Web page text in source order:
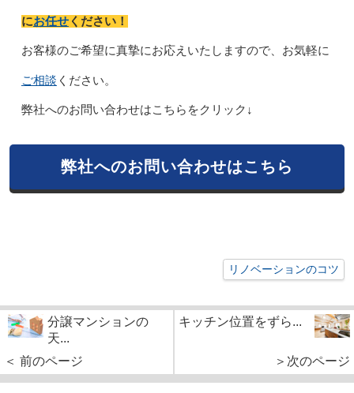
にお任せください！
お客様のご希望に真摯にお応えいたしますので、お気軽に
ご相談 ください。
弊社へのお問い合わせはこちらをクリック↓
弊社へのお問い合わせはこちら
リノベーションのコツ
分譲マンションの
天...
＜ 前のページ
キッチン位置をずら...
＞次のページ